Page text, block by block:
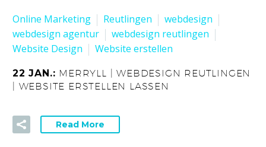
Online Marketing Reutlingen
webdesign
webdesign agentur
webdesign reutlingen
Website Design
Website erstellen
22 JAN.: MERRYLL | WEBDESIGN REUTLINGEN
| WEBSITE ERSTELLEN LASSEN
Read More